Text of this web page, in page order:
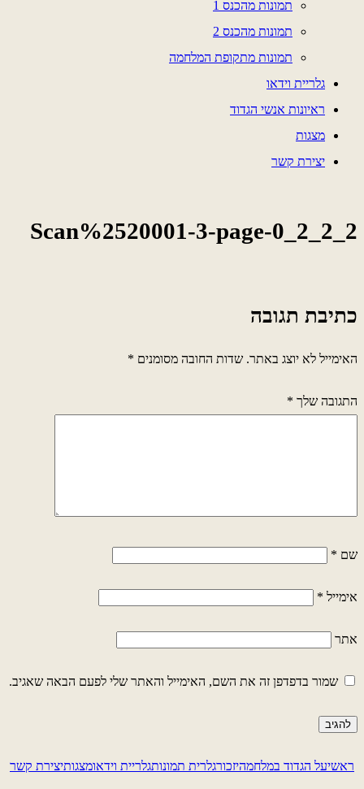
תמונות מהכנס 1
תמונות מהכנס 2
תמונות מתקופת המלחמה
גלריית וידאו
ראיונות אנשי הגדוד
מצגות
יצירת קשר
Scan%2520001-3-page-0_2_2_2
כתיבת תגובה
האימייל לא יוצג באתר. שדות החובה מסומנים *
התגובה שלך *
שם *
אימייל *
אתר
שמור בדפדפן זה את השם, האימייל והאתר שלי לפעם הבאה שאגיב.
ראשיעל הגדוד במלחמהיזכורגלרית תמונותגלריית וידאומצגותיצירת קשר